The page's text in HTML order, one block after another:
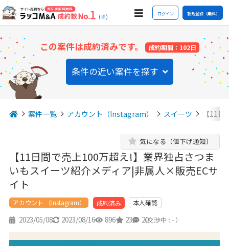
(※) ログイン 新規登録（無料）
この案件は成約済みです。 成約期間：102日
条件の近い案件を探す
案件一覧 アカウント（Instagram） スイーツ 【11
【11日間で売上100万超え!】業界独占さつま
いもスイーツ紹介メディア|非属人×販売ECサ
イト
気になる（値下げ通知）
アカウント （Instagram） 成約済み 本人確認
2023/05/08 2023/08/16 896 23 20
（交渉中 : - ）